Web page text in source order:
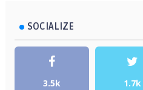
SOCIALIZE
3.5k 1.7k